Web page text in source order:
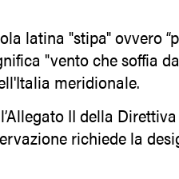
latina "stipa" ovvero
"vento che soffia
meridionale.
II della
richiede la